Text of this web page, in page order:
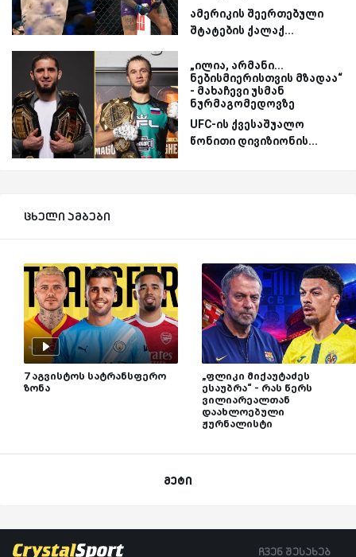
ამერიკის შეერთებული
შტატების ქალაქ...
„ილია, არმანი...
ნებისმიერისთვის მზადაა“
- მახაჩევი უსმან
ნურმაგომედოვზე
UFC-ის ქვესაშუალო
წონითი დივიზიონის...
ცხელი ამბები
7 აგვისტოს სატრანსფერო
ზონა
„ფლიკი მიქაუტაძეს
ესაუბრა“ - რას წერს
ვილიარეალთან
დაახლოებული
ჟურნალისტი
მეტი
ჩვენ შესახებ